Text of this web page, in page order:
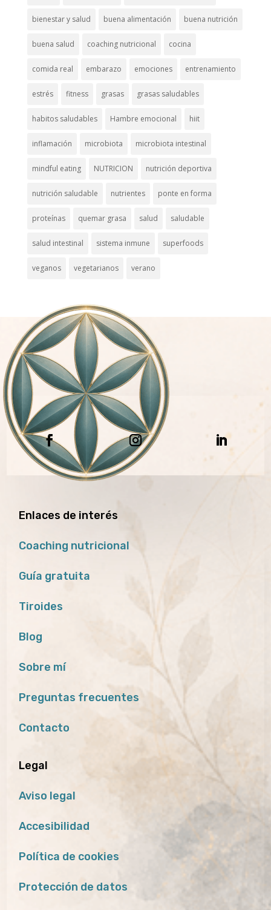
bienestar y salud buena alimentación buena nutrición
buena salud coaching nutricional cocina
comida real embarazo emociones entrenamiento
estrés fitness grasas grasas saludables
habitos saludables Hambre emocional hiit
inflamación microbiota microbiota intestinal
mindful eating NUTRICION nutrición deportiva
nutrición saludable nutrientes ponte en forma
proteínas quemar grasa salud saludable
salud intestinal sistema inmune superfoods
veganos vegetarianos verano
Enlaces de interés
Coaching nutricional
Guía gratuita
Tiroides
Blog
Sobre mí
Preguntas frecuentes
Contacto
Legal
Aviso legal
Accesibilidad
Política de cookies
Protección de datos